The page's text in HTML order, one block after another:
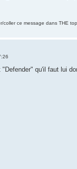
coller ce message dans THE
qu'il faut lui